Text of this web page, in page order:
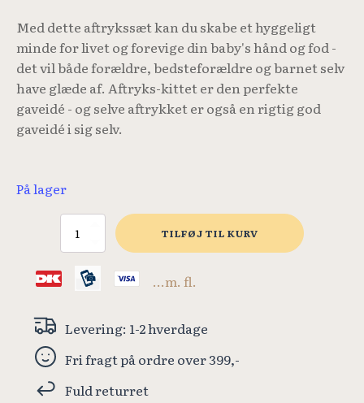
Med dette aftrykssæt kan du skabe et hyggeligt
minde for livet og forevige din baby's hånd og fod -
det vil både forældre, bedsteforældre og barnet selv
have glæde af. Aftryks-kittet er den perfekte
gaveidé - og selve aftrykket er også en rigtig god
gaveidé i sig selv.
På lager
Selvhærdende
babyaftryk
antal
TILFØJ TIL KURV
...m. fl.
Levering: 1-2 hverdage
Fri fragt på ordre over 399,-
Fuld returret